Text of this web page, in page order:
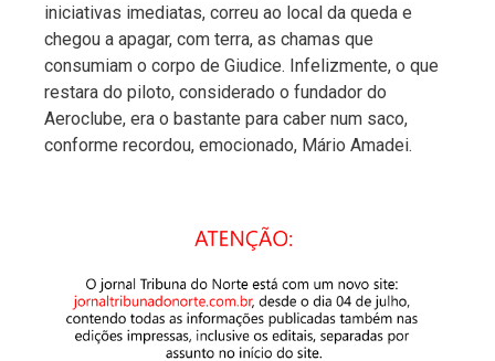
iniciativas imediatas, correu ao local da queda e
chegou a apagar, com terra, as chamas que
consumiam o corpo de Giudice. Infelizmente, o que
restara do piloto, considerado o fundador do
Aeroclube, era o bastante para caber num saco,
conforme recordou, emocionado, Mário Amadei.